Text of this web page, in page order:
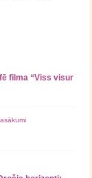
filma “Viss visur